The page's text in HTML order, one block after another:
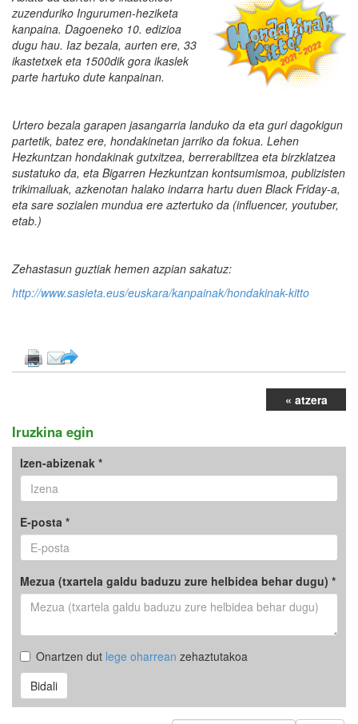
zuzenduriko Ingurumen-heziketa
kanpaina. Dagoeneko 10. edizioa
dugu hau. Iaz bezala, aurten ere, 33
ikastetxek eta 1500dik gora ikaslek
parte hartuko dute kanpainan.
Urtero bezala garapen jasangarria landuko da eta guri dagokigun
partetik, batez ere, hondakinetan jarriko da fokua. Lehen
Hezkuntzan hondakinak gutxitzea, berrerabiltzea eta birzklatzea
sustatuko da, eta Bigarren Hezkuntzan kontsumismoa, publizisten
trikimailuak, azkenotan halako indarra hartu duen Black Friday-a,
eta sare sozialen mundua ere aztertuko da (influencer, youtuber,
etab.)
Zehastasun guztiak hemen azpian sakatuz:
http://www.sasieta.eus/euskara/kanpainak/hondakinak-kitto
« atzera
Iruzkina egin
Izen-abizenak *
E-posta *
Mezua (txartela galdu baduzu zure helbidea behar dugu) *
Onartzen dut lege oharrean zehaztutakoa
Bidali